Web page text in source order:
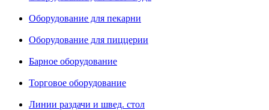
Оборудование для пекарни
Оборудование для пиццерии
Барное оборудование
Торговое оборудование
Линии раздачи и швед. стол